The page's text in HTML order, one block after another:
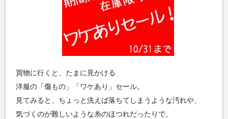
買物に行くと、たまに見かける
洋服の「傷もの」「ワケあり」セール。
見てみると、ちょっと洗えば落ちてしまうような汚れや、
気づくのが難しいような糸のほつれだったりで、